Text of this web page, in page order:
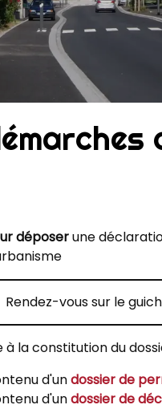
déposerune
Rendez-vous sur le
à la constitution du
d'undossier de
d'undossier de